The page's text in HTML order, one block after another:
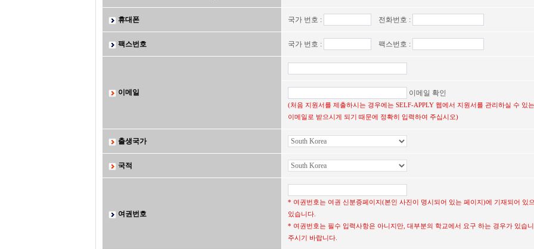
휴대폰 국가 번호 : 전화번호 :
팩스번호 국가 번호 : 팩스번호 :
이메일 이메일 확인
(처음 지원서를 제출하시는 경우에는 SELF-APPLY 웹에서 지원서를 관리하실 수 있
이메일로 받으시게 되기 때문에 정확히 입력하여 주십시오)
출생국가
국적
여권번호
* 여권번호는 여권 신분증페이지(본인 사진이 명시되어 있는 페이지)에 기재되어 있
있습니다.
* 여권번호는 필수 입력사항은 아니지만, 대부분의 학교에서 요구 하는 경우가 있습
주시기 바랍니다.